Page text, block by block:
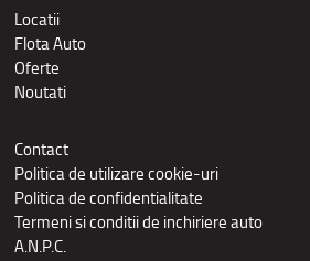
Locatii
Flota Auto
Oferte
Noutati
Contact
Politica de utilizare cookie-uri
Politica de confidentialitate
Termeni si conditii de inchiriere auto
A.N.P.C.